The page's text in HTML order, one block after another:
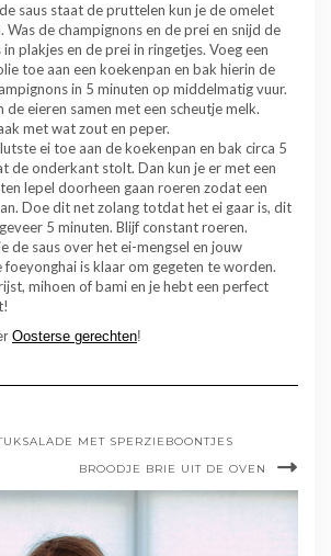
saus staat de pruttelen kun je de omelet
Was de champignons en de prei en snijd de
plakjes en de prei in ringetjes. Voeg een
toe aan een koekenpan en bak hierin de
in 5 minuten op middelmatig vuur.
de eieren samen met een scheutje melk.
met wat zout en peper.
ei toe aan de koekenpan en bak circa 5
de onderkant stolt. Dan kun je er met een
lepel doorheen gaan roeren zodat een
Doe dit net zolang totdat het ei gaar is, dit
5 minuten. Blijf constant roeren.
de saus over het ei-mengsel en jouw
foeyonghai is klaar om gegeten te worden.
mihoen of bami en je hebt een perfect
Oosterse gerechten!
MET SPERZIEBOONTJES
BROODJE BRIE UIT DE OVEN